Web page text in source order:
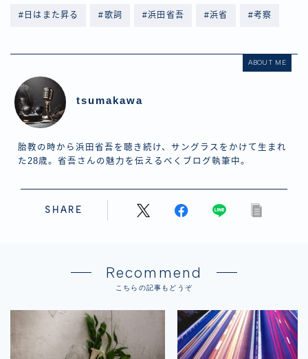
#日はまた昇る #歌詞 #浜田省吾 #浜省 #考察
ABOUT ME
tsumakawa
胎教の時から浜田省吾を聴き続け、サングラスをかけて生まれ
た28歳。省吾さんの魅力を伝えるべくブログ執筆中。
SHARE
Recommend
こちらの記事もどうぞ